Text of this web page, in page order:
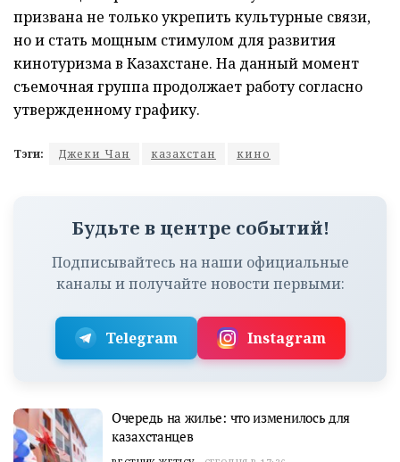
призвана не только укрепить культурные связи,
но и стать мощным стимулом для развития
кинотуризма в Казахстане. На данный момент
съемочная группа продолжает работу согласно
утвержденному графику.
Тэги: Джеки Чан казахстан кино
Будьте в центре событий!
Подписывайтесь на наши официальные
каналы и получайте новости первыми:
Telegram Instagram
Очередь на жилье: что изменилось для
казахстанцев